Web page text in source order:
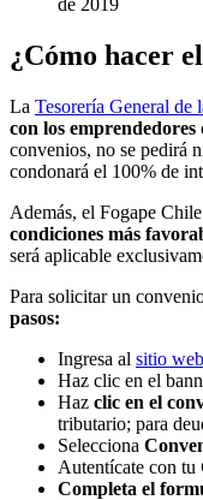
de 2019
¿Cómo hacer
La Tesorería General de
con los
convenios, no se pedirá
condonará el 100% de
Además, el Fogape
condiciones más
será aplicable
Para solicitar un
pasos:
Ingresa al sitio
Haz clic en el
Haz clic en el
tributario; para
Selecciona
Autentícate con tu
Completa el